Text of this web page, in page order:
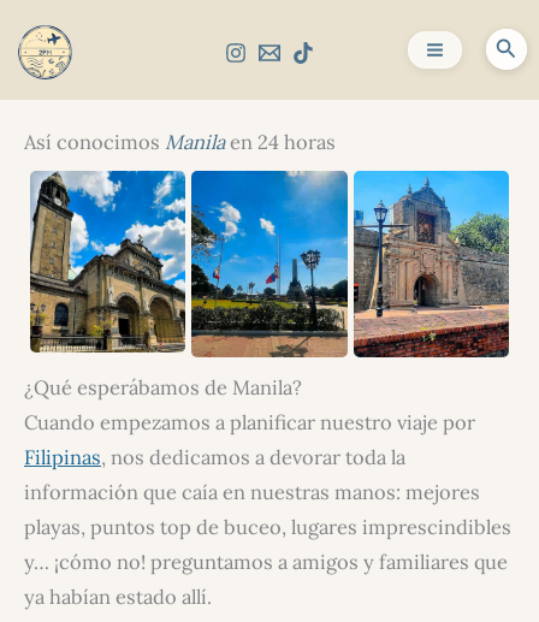
contenido
Así conocimos Manilaen 24 horas
¿Qué esperábamos de Manila?
Cuando empezamos a planificar nuestro viaje por
Filipinas, nos dedicamos a devorar toda la
información que caía en nuestras manos: mejores
playas, puntos top de buceo, lugares imprescindibles
y… ¡cómo no! preguntamos a amigos y familiares que
ya habían estado allí.